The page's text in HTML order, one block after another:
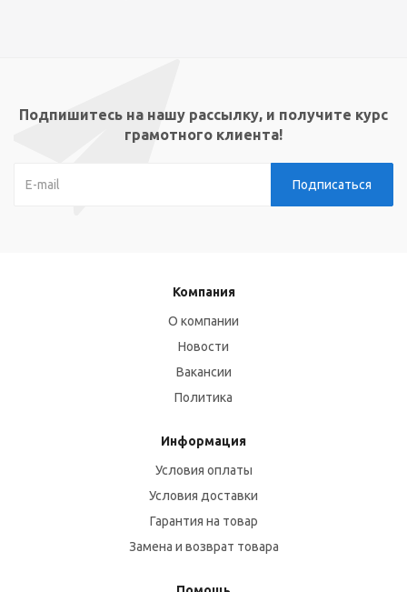
Подпишитесь на нашу рассылку, и получите курс
грамотного клиента!
Компания
О компании
Новости
Вакансии
Политика
Информация
Условия оплаты
Условия доставки
Гарантия на товар
Замена и возврат товара